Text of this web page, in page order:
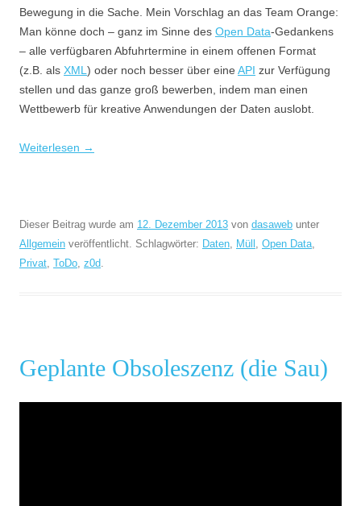
Bewegung in die Sache. Mein Vorschlag an das Team Orange:
Man könne doch – ganz im Sinne des Open Data-Gedankens
– alle verfügbaren Abfuhrtermine in einem offenen Format
(z.B. als XML ) oder noch besser über eine API zur Verfügung
stellen und das ganze groß bewerben, indem man einen
Wettbewerb für kreative Anwendungen der Daten auslobt.
Weiterlesen →
Dieser Beitrag wurde am 12. Dezember 2013 von dasaweb unter
Allgemein veröffentlicht. Schlagwörter: Daten, Müll , Open Data,
Privat, ToDo, z0d.
Geplante Obsoleszenz (die Sau)